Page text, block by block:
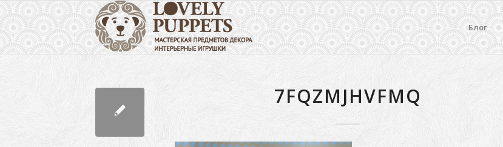
Блог
7FQZMJHVFMQ